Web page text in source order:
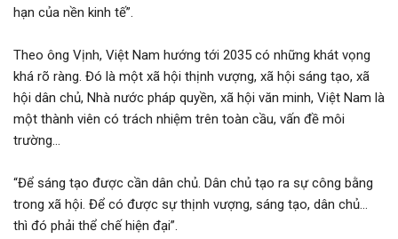
hạn của nền kinh tế”.
Theo ông Vịnh, Việt Nam hướng tới 2035 có những khát vọng
khá rõ ràng. Đó là một xã hội thịnh vượng, xã hội sáng tạo, xã
hội dân chủ, Nhà nước pháp quyền, xã hội văn minh, Việt Nam là
một thành viên có trách nhiệm trên toàn cầu, vấn đề môi
trường…
“Để sáng tạo được cần dân chủ. Dân chủ tạo ra sự công bằng
trong xã hội. Để có được sự thịnh vượng, sáng tạo, dân chủ…
thì đó phải thể chế hiện đại”.